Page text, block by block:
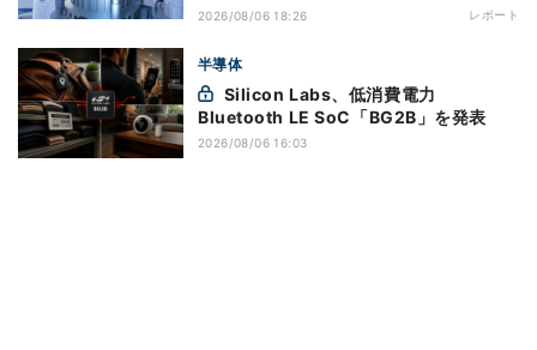
2026/08/06 18:26 レポート
半導体
Bluetooth LE SoC「BG2B」を発表
2026/08/06 16:03